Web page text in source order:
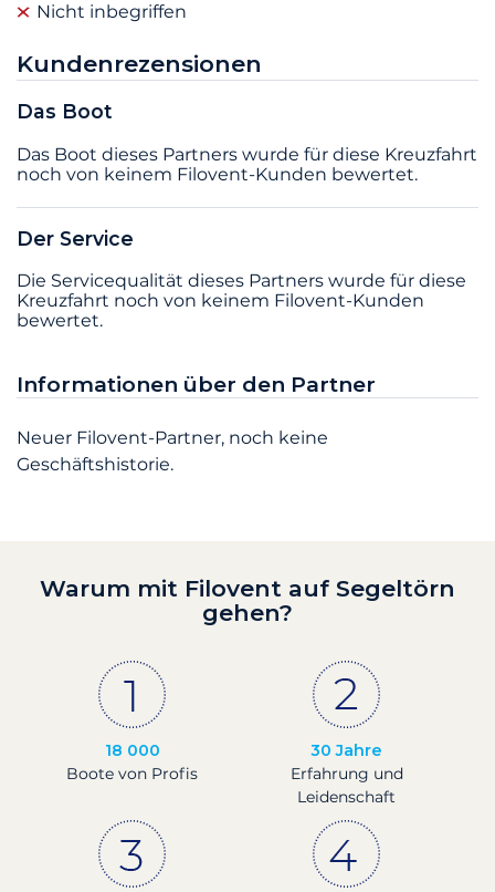
Nicht inbegriffen
Kundenrezensionen
Das Boot
Das Boot dieses Partners wurde für diese Kreuzfahrt
noch von keinem Filovent-Kunden bewertet.
Der Service
Die Servicequalität dieses Partners wurde für diese
Kreuzfahrt noch von keinem Filovent-Kunden
bewertet.
Informationen über den Partner
Neuer Filovent-Partner, noch keine
Geschäftshistorie.
Warum mit Filovent auf Segeltörn
gehen?
18 000
Boote von Profis
30 Jahre
Erfahrung und
Leidenschaft